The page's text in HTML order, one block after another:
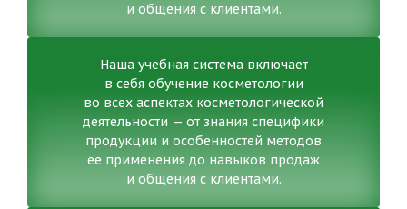
и общения с клиентами.
Наша учебная система включает
в себя обучение косметологии
во всех аспектах косметологической
деятельности — от знания специфики
продукции и особенностей методов
ее применения до навыков продаж
и общения с клиентами.